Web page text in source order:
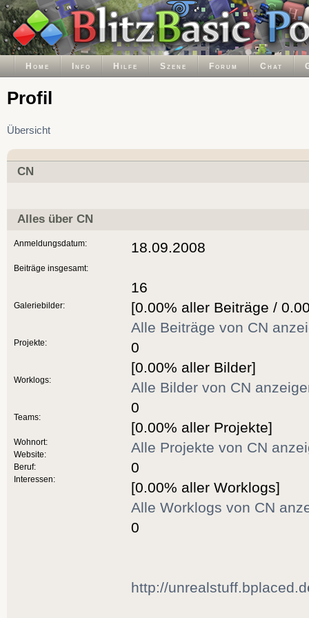
Home Info Hilfe Szene Forum Chat
Profil
Übersicht
CN
Alles über CN
Anmeldungsdatum:
Beiträge insgesamt:
Galeriebilder:
Projekte:
Worklogs:
Teams:
Wohnort:
Website:
Beruf:
Interessen:
18.09.2008
16
[0.00% aller Beiträge /
Alle Beiträge von CN
0
[0.00% aller Bilder]
Alle Bilder von CN
0
[0.00% aller Projekte]
Alle Projekte von CN
0
[0.00% aller Worklogs]
Alle Worklogs von CN
0
http://